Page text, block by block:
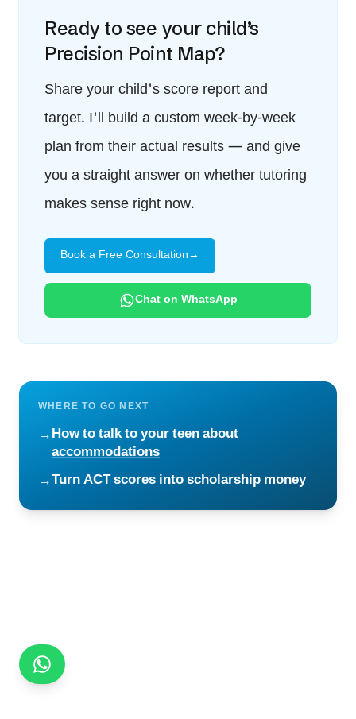
Ready to see your child’s
Precision Point Map?
Share your child's score report and
target. I'll build a custom week-by-week
plan from their actual results — and give
you a straight answer on whether tutoring
makes sense right now.
Book a Free Consultation→
Chat on WhatsApp
WHERE TO GO NEXT
→How to talk to your teen about
accommodations
→Turn ACT scores into scholarship money
Chat on WhatsApp